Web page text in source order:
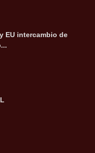
EU intercambio de